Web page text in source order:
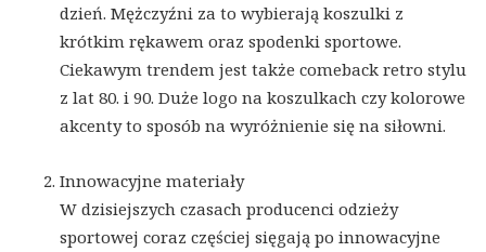
dzień. Mężczyźni za to wybierają koszulki z
krótkim rękawem oraz spodenki sportowe.
Ciekawym trendem jest także comeback retro stylu
z lat 80. i 90. Duże logo na koszulkach czy kolorowe
akcenty to sposób na wyróżnienie się na siłowni.
Innowacyjne materiały
W dzisiejszych czasach producenci odzieży
sportowej coraz częściej sięgają po innowacyjne